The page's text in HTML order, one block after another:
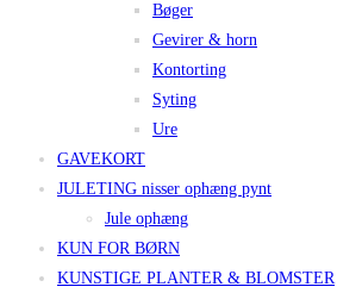
Bøger
Gevirer & horn
Kontorting
Syting
Ure
GAVEKORT
JULETING nisser ophæng pynt
Jule ophæng
KUN FOR BØRN
KUNSTIGE PLANTER & BLOMSTER